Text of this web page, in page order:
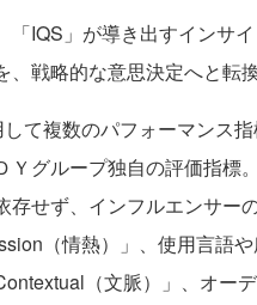
IQS」が導き出すインサ
戦略的な意思決定へと転
て複数のパフォーマンス
Ｙグループ独自の評価指標
存せず、インフルエンサー
（情熱）」、使用言語
（文脈）」、オー